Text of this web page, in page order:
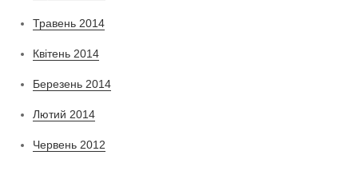
Травень 2014
Квітень 2014
Березень 2014
Лютий 2014
Червень 2012